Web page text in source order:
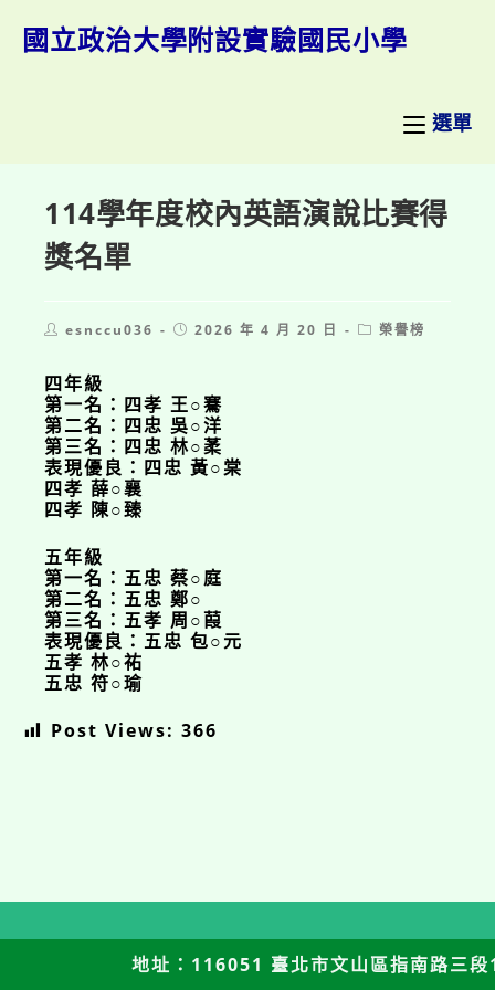
國立政治大學附設實驗國民小學
選單
114學年度校內英語演說比賽得
獎名單
Postesnccu036
Post2026 年 4 月 20 日
Post榮譽榜
四年級
第一名：四孝 王○騫
第二名：四忠 吳○洋
第三名：四忠 林○葇
表現優良：四忠 黃○棠
四孝 薛○襄
四孝 陳○臻
五年級
第一名：五忠 蔡○庭
第二名：五忠 鄭○
第三名：五孝 周○葭
表現優良：五忠 包○元
五孝 林○祐
五忠 符○瑜
Post Views: 366
地址：116051 臺北市文山區指南路三